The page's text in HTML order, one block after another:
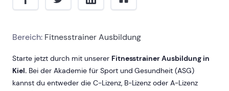
Bereich: Fitnesstrainer Ausbildung
Starte jetzt durch mit unserer Fitnesstrainer Ausbildung in
Kiel.Bei der Akademie für Sport und Gesundheit (ASG)
kannst du entweder die C-Lizenz, B-Lizenz oder A-Lizenz